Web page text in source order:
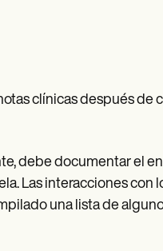
clínicas después de
debe documentar el
Las interacciones con
una lista de